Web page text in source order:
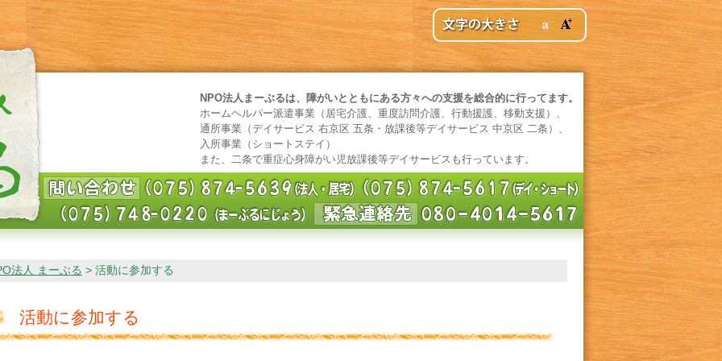
NPO法人まーぶるは、障がいとともにある方々への支援を総合的に行ってます。
ホームヘルパー派遣事業（居宅介護、重度訪問介護、行動援護、移動支援）、
通所事業（デイサービス 右京区 五条・放課後等デイサービス 中京区 二条）、
入所事業（ショートステイ）
また、二条で重症心身障がい児放課後等デイサービスも行っています。
法人 まーぶる > 活動に参加する
活動に参加する